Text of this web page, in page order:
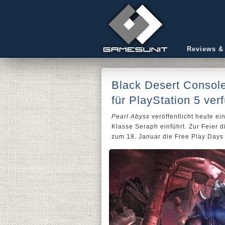
Reviews
Black Desert
für PlayStation 5
Pearl Abyss veröffentlicht heute
Klasse Seraph einführt. Zur Feier
zum 18. Januar die Free Play